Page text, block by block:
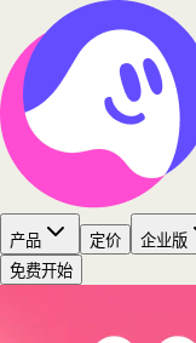
产品 定价 企业版
免费开始